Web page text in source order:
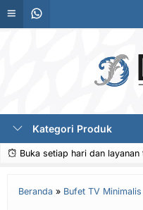
Kategori Produk
Buka setiap hari dan
Beranda » Bufet TV